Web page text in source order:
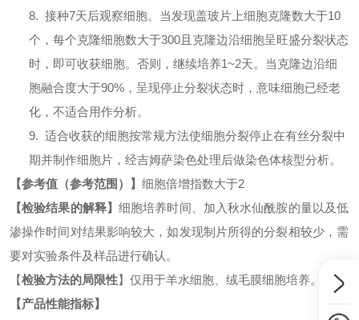
8. 接种7天后观察细胞。当发现盖玻片上细胞克隆数大于10
个，每个克隆细胞数大于300且克隆边沿细胞呈旺盛分裂状态
时，即可收获细胞。否则，继续培养1~2天。当克隆边沿细
胞融合度大于90%，呈现停止分裂状态时，意味细胞已经老
化，不适合用作分析。
9. 适合收获的细胞按常规方法使细胞分裂停止在有丝分裂中
期并制作细胞片，经吉姆萨染色处理后做染色体核型分析。
【参考值（参考范围）】 细胞倍增指数大于2
【检验结果的解释】 细胞培养时间、加入秋水仙酰胺的量以及低
渗操作时间对结果影响较大，如发现制片所得的分裂相较少，需
要对实验条件及样品进行确认。
【检验方法的局限性】 仅用于羊水细胞、绒毛膜细胞培养。
【产品性能指标】